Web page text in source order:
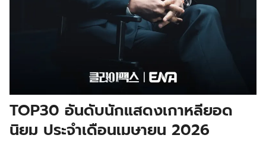
TOP30 อันดับนักแสดงเกาหลียอด
นิยม ประจำเดือนเมษายน 2026